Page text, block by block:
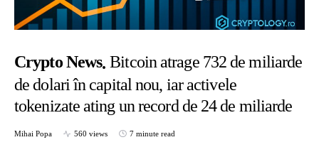
Crypto News Bitcoin atrage 732 de miliarde
de dolari în capital nou, iar activele
tokenizate ating un record de 24 de miliarde
Mihai Popa 560 views 7 minute read